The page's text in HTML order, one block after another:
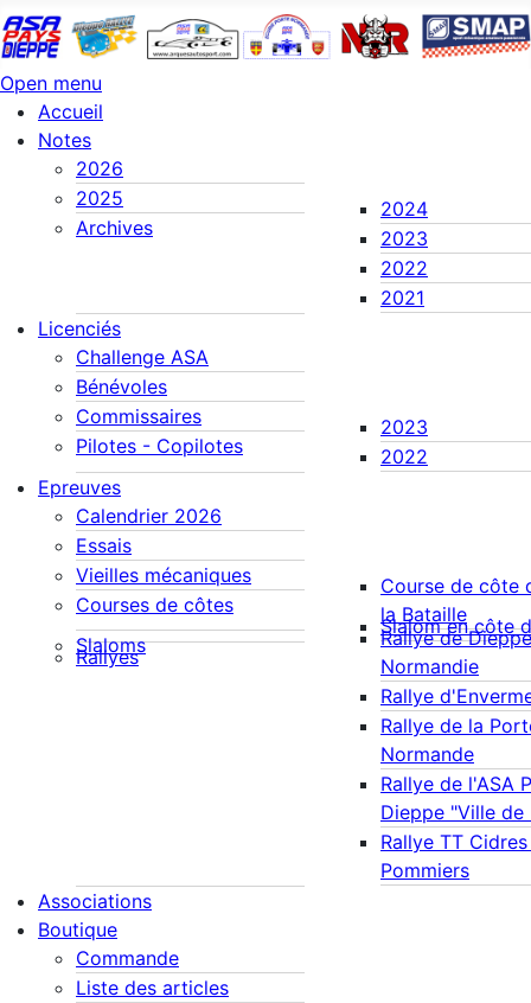
Open menu
Accueil
Notes
2026
2025
Archives
2024
2023
2022
2021
Licenciés
Challenge ASA
Bénévoles
Commissaires
Pilotes - Copilotes
2023
2022
Epreuves
Calendrier 2026
Essais
Vieilles mécaniques
Courses de côtes
Course de côte
la Bataille
Slaloms
Slalom en côte
Rallyes
Rallye de Dieppe
Normandie
Rallye
Rallye de la
Normande
Rallye de l'ASA
Dieppe "Ville de
Rallye TT
Pommiers
Associations
Boutique
Commande
Liste des articles